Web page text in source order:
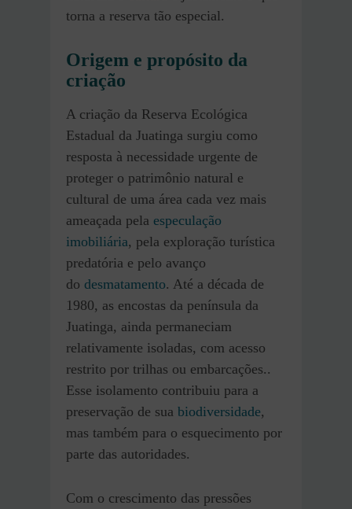
torna a reserva tão especial.
Origem e propósito da
criação
A criação da Reserva Ecológica
Estadual da Juatinga surgiu como
resposta à necessidade urgente de
proteger o patrimônio natural e
cultural de uma área cada vez mais
ameaçada pela especulação
imobiliária, pela exploração turística
predatória e pelo avanço
do desmatamento. Até a década de
1980, as encostas da península da
Juatinga, ainda permaneciam
relativamente isoladas, com acesso
restrito por trilhas ou embarcações..
Esse isolamento contribuiu para a
preservação de sua biodiversidade,
mas também para o esquecimento por
parte das autoridades.
Com o crescimento das pressões